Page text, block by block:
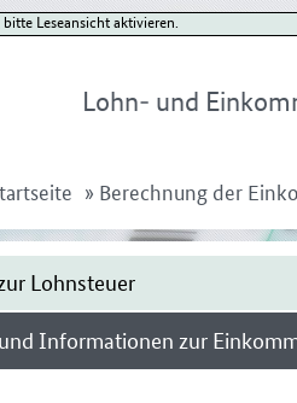
Leseansicht aktivieren.
Lohn- und
» Berechnung der
Lohnsteuer
Informationen zur